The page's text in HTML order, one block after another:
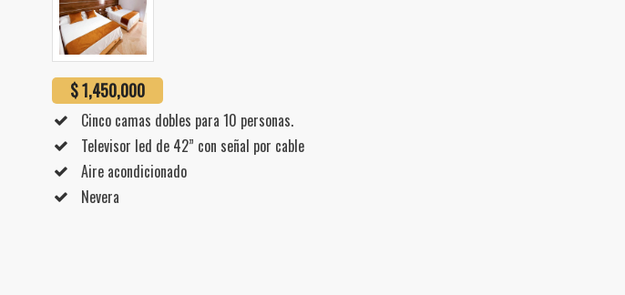
$ 1,450,000
Cinco camas dobles para 10 personas.
Televisor led de 42” con señal por cable
Aire acondicionado
Nevera